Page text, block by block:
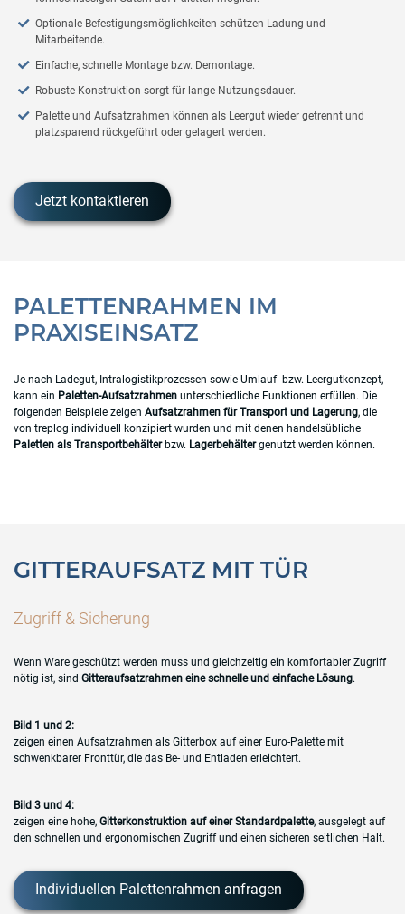
Optionale Befestigungsmöglichkeiten schützen Ladung und
Mitarbeitende.
Einfache, schnelle Montage bzw. Demontage.
Robuste Konstruktion sorgt für lange Nutzungsdauer.
Palette und Aufsatzrahmen können als Leergut wieder getrennt und
platzsparend rückgeführt oder gelagert werden.
Jetzt kontaktieren
PALETTENRAHMEN IM
PRAXISEINSATZ
Je nach Ladegut, Intralogistikprozessen sowie Umlauf- bzw. Leergutkonzept,
kann ein Paletten-Aufsatzrahmen unterschiedliche Funktionen erfüllen. Die
folgenden Beispiele zeigen Aufsatzrahmen für Transport und Lagerung, die
von treplog individuell konzipiert wurden und mit denen handelsübliche
Paletten als Transportbehälterbzw. Lagerbehältergenutzt werden können.
GITTERAUFSATZ MIT TÜR
Zugriff & Sicherung
Wenn Ware geschützt werden muss und gleichzeitig ein komfortabler Zugriff
nötig ist, sind Gitteraufsatzrahmen eine schnelle und einfache Lösung.
Bild 1 und 2:
zeigen einen Aufsatzrahmen als Gitterbox auf einer Euro-Palette mit
schwenkbarer Fronttür, die das Be- und Entladen erleichtert.
Bild 3 und 4:
zeigen eine hohe, Gitterkonstruktion auf einer Standardpalette, ausgelegt auf
den schnellen und ergonomischen Zugriff und einen sicheren seitlichen Halt.
Individuellen Palettenrahmen anfragen